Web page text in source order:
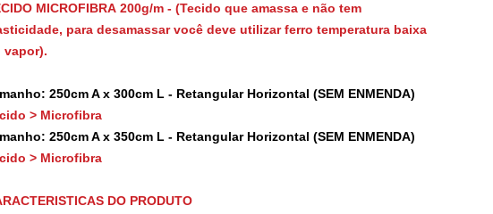
MICROFIBRA 200g/m - (Tecido que amassa e não tem
para desamassar você deve utilizar ferro temperatura baixa
vapor).
250cm A x 300cm L - Retangular Horizontal (SEM ENMENDA)
> Microfibra
250cm A x 350cm L - Retangular Horizontal (SEM ENMENDA)
> Microfibra
DO PRODUTO